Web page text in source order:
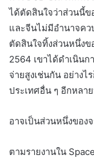
ได้ตัดสินใจว่าส่วนนี้ข
และจีนไม่มีอำนาจค
ตัดสินใจทิ้งส่วนหนึ่งข
2564 เขาได้ดำเนิน
จ่ายสูงเช่นกัน อย่างไ
ประเทศอื่น ๆ อีกหลา
อาจเป็นส่วนหนึ่งของ
ตามรายงานใน